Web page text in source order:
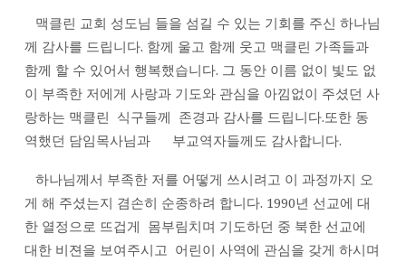
맥클린 교회 성도님 들을 섬길 수 있는 기회를 주신 하나님
께 감사를 드립니다. 함께 울고 함께 웃고 맥클린 가족들과
함께 할 수 있어서 행복했습니다. 그 동안 이름 없이 빛도 없
이 부족한 저에게 사랑과 기도와 관심을 아낌없이 주셨던 사
랑하는 맥클린 식구들께 존경과 감사를 드립니다.또한 동
역했던 담임목사님과 부교역자들께도 감사합니다.
하나님께서 부족한 저를 어떻게 쓰시려고 이 과정까지 오
게 해 주셨는지 겸손히 순종하려 합니다. 1990년 선교에 대
한 열정으로 뜨겁게 몸부림치며 기도하던 중 북한 선교에
대한 비젼을 보여주시고 어린이 사역에 관심을 갖게 하시며